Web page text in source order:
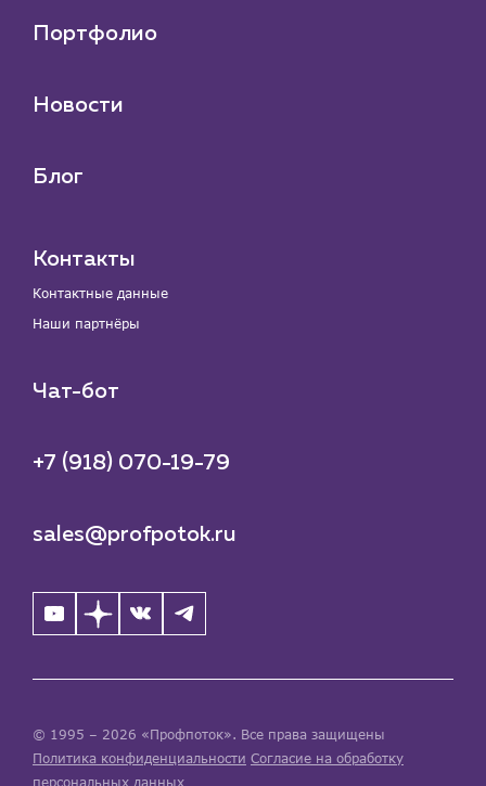
Портфолио
Новости
Блог
Контакты
Контактные данные
Наши партнёры
Чат-бот
+7 (918) 070-19-79
sales@profpotok.ru
© 1995 – 2026 «Профпоток». Все права защищены
Политика конфиденциальности Согласие на обработку
персональных данных